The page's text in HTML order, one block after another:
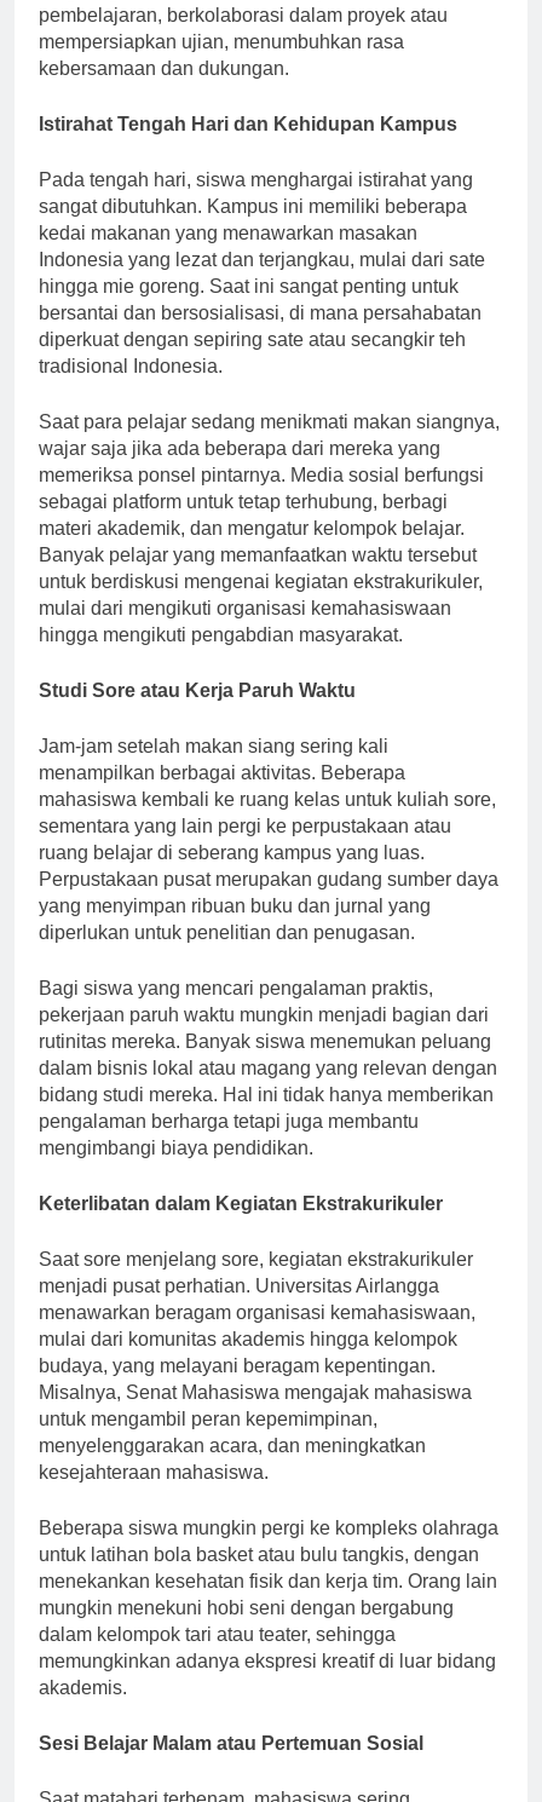
pembelajaran, berkolaborasi dalam proyek atau
mempersiapkan ujian, menumbuhkan rasa
kebersamaan dan dukungan.
Istirahat Tengah Hari dan Kehidupan Kampus
Pada tengah hari, siswa menghargai istirahat yang
sangat dibutuhkan. Kampus ini memiliki beberapa
kedai makanan yang menawarkan masakan
Indonesia yang lezat dan terjangkau, mulai dari sate
hingga mie goreng. Saat ini sangat penting untuk
bersantai dan bersosialisasi, di mana persahabatan
diperkuat dengan sepiring sate atau secangkir teh
tradisional Indonesia.
Saat para pelajar sedang menikmati makan siangnya,
wajar saja jika ada beberapa dari mereka yang
memeriksa ponsel pintarnya. Media sosial berfungsi
sebagai platform untuk tetap terhubung, berbagi
materi akademik, dan mengatur kelompok belajar.
Banyak pelajar yang memanfaatkan waktu tersebut
untuk berdiskusi mengenai kegiatan ekstrakurikuler,
mulai dari mengikuti organisasi kemahasiswaan
hingga mengikuti pengabdian masyarakat.
Studi Sore atau Kerja Paruh Waktu
Jam-jam setelah makan siang sering kali
menampilkan berbagai aktivitas. Beberapa
mahasiswa kembali ke ruang kelas untuk kuliah sore,
sementara yang lain pergi ke perpustakaan atau
ruang belajar di seberang kampus yang luas.
Perpustakaan pusat merupakan gudang sumber daya
yang menyimpan ribuan buku dan jurnal yang
diperlukan untuk penelitian dan penugasan.
Bagi siswa yang mencari pengalaman praktis,
pekerjaan paruh waktu mungkin menjadi bagian dari
rutinitas mereka. Banyak siswa menemukan peluang
dalam bisnis lokal atau magang yang relevan dengan
bidang studi mereka. Hal ini tidak hanya memberikan
pengalaman berharga tetapi juga membantu
mengimbangi biaya pendidikan.
Keterlibatan dalam Kegiatan Ekstrakurikuler
Saat sore menjelang sore, kegiatan ekstrakurikuler
menjadi pusat perhatian. Universitas Airlangga
menawarkan beragam organisasi kemahasiswaan,
mulai dari komunitas akademis hingga kelompok
budaya, yang melayani beragam kepentingan.
Misalnya, Senat Mahasiswa mengajak mahasiswa
untuk mengambil peran kepemimpinan,
menyelenggarakan acara, dan meningkatkan
kesejahteraan mahasiswa.
Beberapa siswa mungkin pergi ke kompleks olahraga
untuk latihan bola basket atau bulu tangkis, dengan
menekankan kesehatan fisik dan kerja tim. Orang lain
mungkin menekuni hobi seni dengan bergabung
dalam kelompok tari atau teater, sehingga
memungkinkan adanya ekspresi kreatif di luar bidang
akademis.
Sesi Belajar Malam atau Pertemuan Sosial